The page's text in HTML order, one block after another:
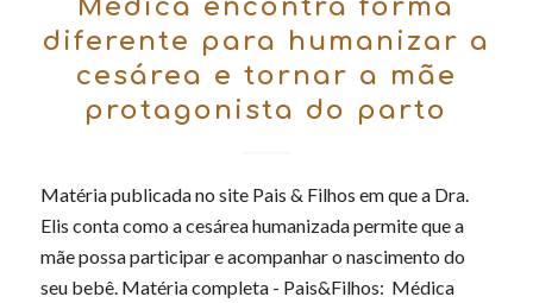
Médica encontra forma
diferente para humanizar a
cesárea e tornar a mãe
protagonista do parto
Matéria publicada no site Pais & Filhos em que a Dra.
Elis conta como a cesárea humanizada permite que a
mãe possa participar e acompanhar o nascimento do
seu bebê. Matéria completa - Pais&Filhos: Médica